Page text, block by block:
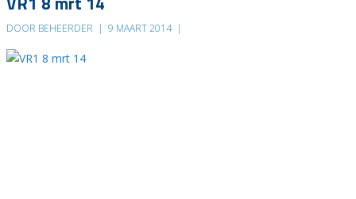
DOOR BEHEERDER | 9 MAART 2014 |